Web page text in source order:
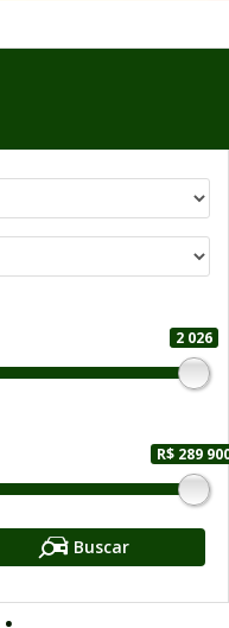
2 026
R$ 289
Buscar